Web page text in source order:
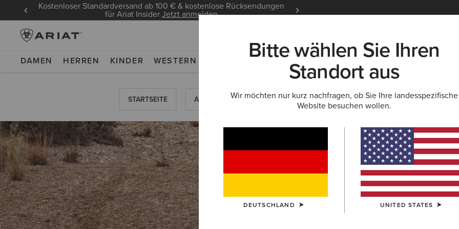
Kostenloser Standardversand ab 100 € & kostenlose Rücksendungen
für Ariat InsiderJetzt anmelden
DAMEN HERREN KINDER WESTERN NEU & FEATURED ARIAT LIFE OUTLET
STARTSEITE ANLEITUNGEN UND GUIDES BLOG ATHLETEN EVENTS
Bitte wählen Sie Ihren
Standort aus
Wir möchten nur kurz nachfragen, ob Sie Ihre landesspezifische
Website besuchen wollen.
DEUTSCHLAND UNITED STATES